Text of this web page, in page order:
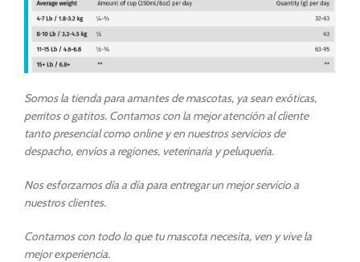
Somos la tienda para amantes de mascotas, ya sean exóticas,
perritos o gatitos. Contamos con la mejor atención al cliente
tanto presencial como online y en nuestros servicios de
despacho, envíos a regiones, veterinaria y peluquería.
Nos esforzamos día a día para entregar un mejor servicio a
nuestros clientes.
Contamos con todo lo que tu mascota necesita, ven y vive la
mejor experiencia.